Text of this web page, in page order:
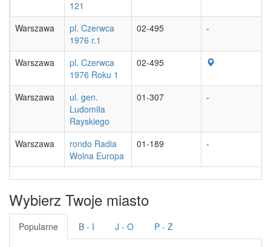
121
Warszawa
pl. Czerwca
1976 r.1
02-495 -
Warszawa
pl. Czerwca
1976 Roku 1
02-495
Warszawa
ul. gen.
Ludomiła
Rayskiego
01-307 -
Warszawa
rondo Radia
Wolna Europa
01-189 -
Wybierz Twoje miasto
Popularne B - I J - O P - Z